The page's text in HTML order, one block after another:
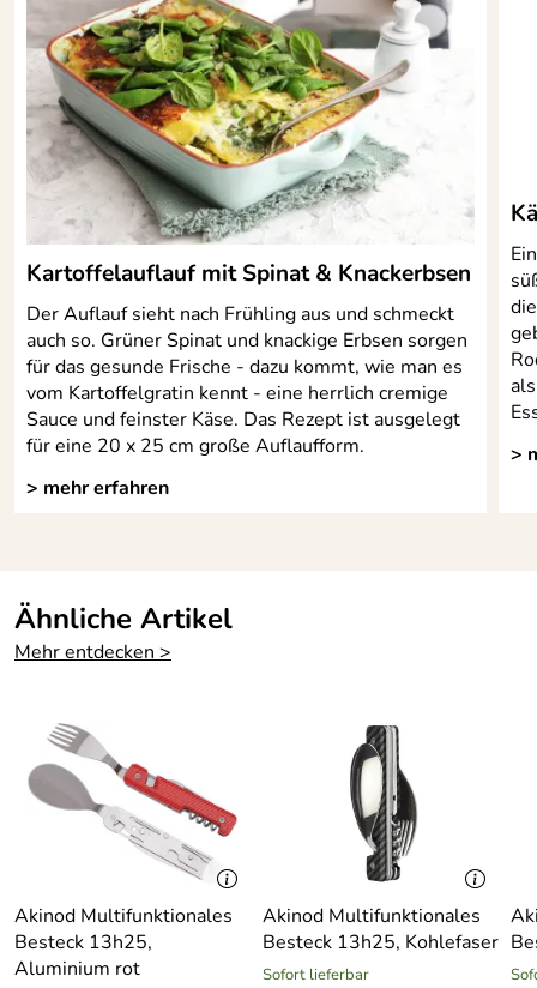
inkl. Trageetui aus
Hartpolypropylen (PP)
Kartoffelauflauf mit Spinat & Knackerbsen
Der Auflauf sieht nach Frühling aus und schmeckt
auch so. Grüner Spinat und knackige Erbsen sorgen
für das gesunde Frische - dazu kommt, wie man es
vom Kartoffelgratin kennt - eine herrlich cremige
Sauce und feinster Käse. Das Rezept ist ausgelegt
für eine 20 x 25 cm große Auflaufform.
> mehr erfahren
>
Ähnliche Artikel
Mehr entdecken >
Akinod Multifunktionales
Besteck 13h25,
Aluminium rot
Akinod Multifunktionales
Besteck 13h25, Kohlefaser
Sofort lieferbar